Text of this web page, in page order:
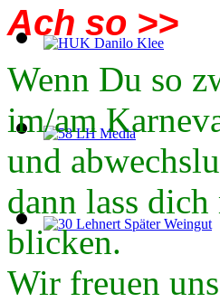
Ach so >>
Wenn Du so
im/am
und
dann lass
blicken.
Wir freuen